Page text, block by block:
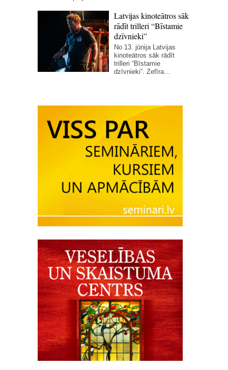
Latvijas kinoteātros sāk
rādīt trilleri “Bīstamie
dzīvnieki”
No 13. jūnija Latvijas
kinoteātros sāk rādīt
trilleri “Bīstamie
dzīvnieki”. Zefīra...